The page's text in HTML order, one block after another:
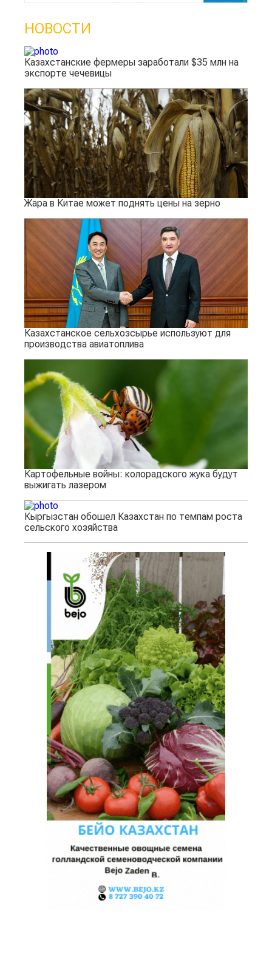
НОВОСТИ
Казахстанские фермеры заработали $35 млн на
экспорте чечевицы
Жара в Китае может поднять цены на зерно
Казахстанское сельхозсырье используют для
производства авиатоплива
Картофельные войны: колорадского жука будут
выжигать лазером
Кыргызстан обошел Казахстан по темпам роста
сельского хозяйства